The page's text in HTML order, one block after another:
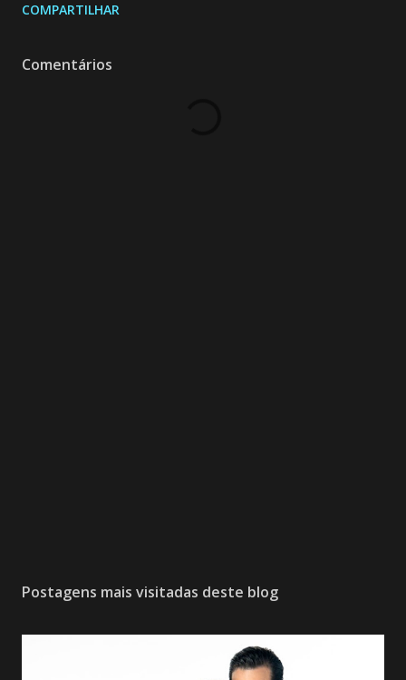
COMPARTILHAR
Comentários
Postagens mais visitadas deste blog